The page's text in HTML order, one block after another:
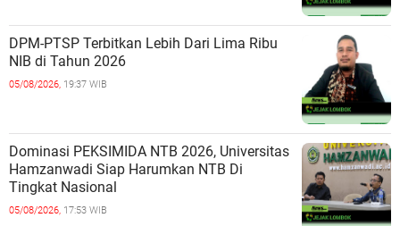
DPM-PTSP Terbitkan Lebih Dari Lima Ribu
NIB di Tahun 2026
05/08/2026, 19:37 WIB
Dominasi PEKSIMIDA NTB 2026, Universitas
Hamzanwadi Siap Harumkan NTB Di
Tingkat Nasional
05/08/2026, 17:53 WIB